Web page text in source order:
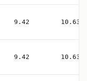
9.42 10.63
9.42 10.63